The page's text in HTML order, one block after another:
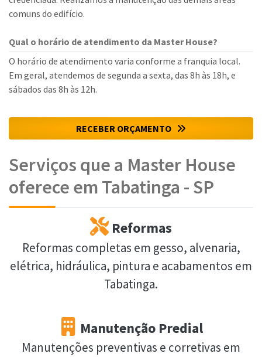
comuns do edifício.
Qual o horário de atendimento da Master House?
O horário de atendimento varia conforme a franquia local.
Em geral, atendemos de segunda a sexta, das 8h às 18h, e
sábados das 8h às 12h.
RECEBER ORÇAMENTO
Serviços que a Master House
oferece em Tabatinga - SP
Reformas
Reformas completas em gesso, alvenaria,
elétrica, hidráulica, pintura e acabamentos em
Tabatinga.
Manutenção Predial
Manutenções preventivas e corretivas em